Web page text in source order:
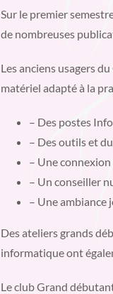
Sur le premier
de nombreuses
Les anciens usagers
matériel adapté à la
– Des postes
– Des outils et
– Une
– Un conseiller
– Une ambiance
Des ateliers grands
informatique ont
Le club Grand